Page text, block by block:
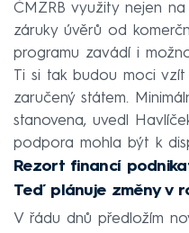
ČMZRB využity nejen
záruky úvěrů od
programu zavádí i
Ti si tak budou moci
zaručený státem.
stanovena, uvedl
podpora mohla být k
Rezort financí
Teď plánuje změny v
V řádu dnů předložím